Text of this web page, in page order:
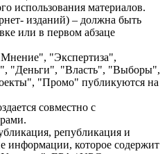
использования материалов.
изданий) – должна быть
или в первом абзаце
"Экспертиза",
"Деньги", "Власть", "Выборы",
"Промо" публикуются на
совместно с
републикация и
информации, которое содержит